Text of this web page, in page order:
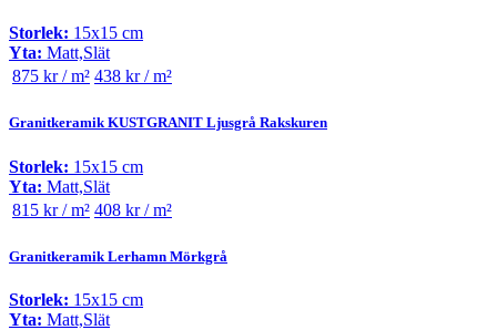
Storlek: 15x15 cm
Yta: Matt,Slät
875 kr / m² 438 kr / m²
Granitkeramik KUSTGRANIT Ljusgrå Rakskuren
Storlek: 15x15 cm
Yta: Matt,Slät
815 kr / m² 408 kr / m²
Granitkeramik Lerhamn Mörkgrå
Storlek: 15x15 cm
Yta: Matt,Slät